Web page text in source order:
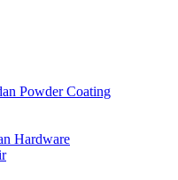
Powder Coating
Hardware